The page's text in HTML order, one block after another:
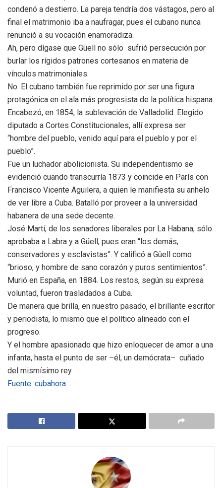
condenó a destierro. La pareja tendría dos vástagos, pero al
final el matrimonio iba a naufragar, pues el cubano nunca
renunció a su vocación enamoradiza.
Ah, pero dígase que Güell no sólo sufrió persecución por
burlar los rígidos patrones cortesanos en materia de
vínculos matrimoniales.
No. El cubano también fue reprimido por ser una figura
protagónica en el ala más progresista de la política hispana.
Encabezó, en 1854, la sublevación de Valladolid. Elegido
diputado a Cortes Constitucionales, allí expresa ser
“hombre del pueblo, venido aquí para el pueblo y por el
pueblo”.
Fue un luchador abolicionista. Su independentismo se
evidenció cuando transcurría 1873 y coincide en París con
Francisco Vicente Aguilera, a quien le manifiesta su anhelo
de ver libre a Cuba. Batalló por proveer a la universidad
habanera de una sede decente.
José Martí, de los senadores liberales por La Habana, sólo
aprobaba a Labra y a Güell, pues eran “los demás,
conservadores y esclavistas”. Y calificó a Güell como
“brioso, y hombre de sano corazón y puros sentimientos”.
Murió en España, en 1884. Los restos, según su expresa
voluntad, fueron trasladados a Cuba.
De manera que brilla, en nuestro pasado, el brillante escritor
y periodista, lo mismo que el político alineado con el
progreso.
Y el hombre apasionado que hizo enloquecer de amor a una
infanta, hasta el punto de ser –él, un demócrata– cuñado
del mismísimo rey.
Fuente: cubahora